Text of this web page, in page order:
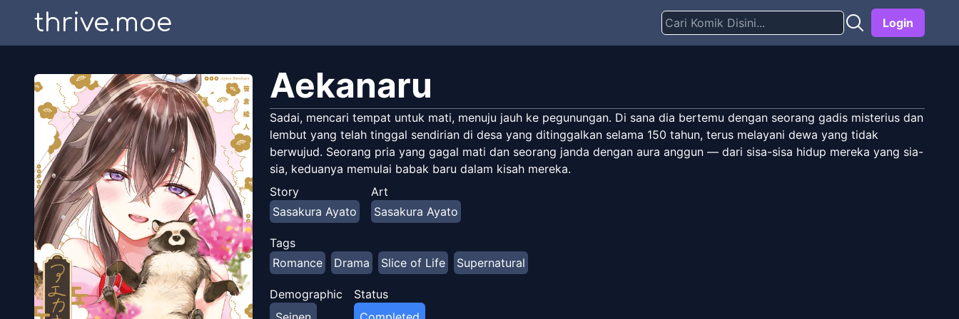
thrive.moe Login
Aekanaru
Sadai, mencari tempat untuk mati, menuju jauh ke pegunungan. Di sana dia bertemu dengan seorang gadis misterius dan
lembut yang telah tinggal sendirian di desa yang ditinggalkan selama 150 tahun, terus melayani dewa yang tidak
berwujud. Seorang pria yang gagal mati dan seorang janda dengan aura anggun — dari sisa-sisa hidup mereka yang sia-
sia, keduanya memulai babak baru dalam kisah mereka.
Story
Sasakura Ayato
Art
Sasakura Ayato
Tags
Romance
Drama Slice of Life Supernatural
Demographic
Status